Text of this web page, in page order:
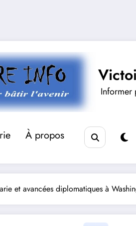
Informer
À propos
et avancées diplomatiques à